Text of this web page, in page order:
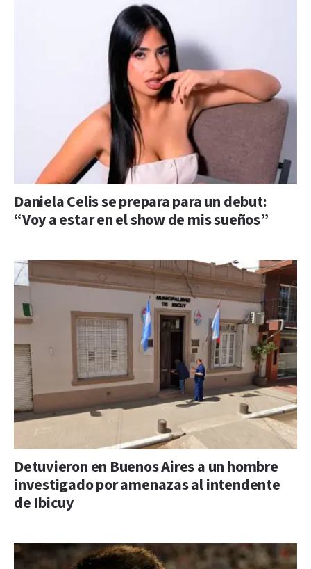
Daniela Celis se prepara para un debut:
“Voy a estar en el show de mis sueños”
Detuvieron en Buenos Aires a un hombre
investigado por amenazas al intendente
de Ibicuy